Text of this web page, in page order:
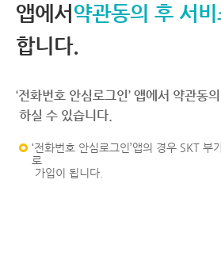
앱에서 약관동의 후 서
합니다.
‘전화번호 안심로그인’ 앱에서 약관동
하실 수 있습니다.
‘전화번호 안심로그인’앱의 경우 SKT
로
가입이 됩니다.